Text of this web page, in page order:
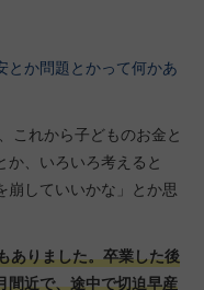
とか問題とかって何かあ
これから子どものお金と
か、いろいろ考えると
崩していいかな」とか思
ありました。卒業した後
間近で、途中で切迫早産